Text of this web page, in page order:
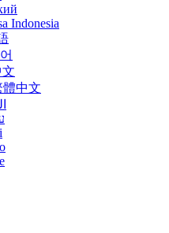
Indonesia
體中文